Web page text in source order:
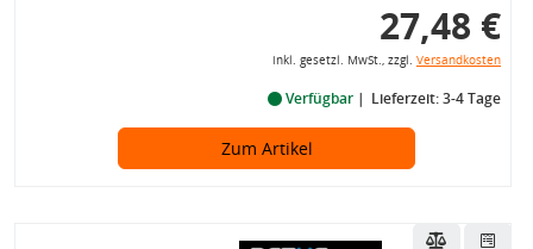
27,48 €
inkl. gesetzl. MwSt., zzgl. Versandkosten
Verfügbar Lieferzeit: 3-4 Tage
Zum Artikel